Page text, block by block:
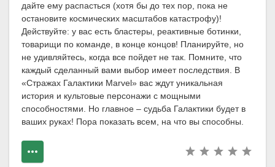
дайте ему распасться (хотя бы до тех пор, пока не
остановите космических масштабов катастрофу)!
Действуйте: у вас есть бластеры, реактивные ботинки,
товарищи по команде, в конце концов! Планируйте, но
не удивляйтесь, когда все пойдет не так. Помните, что
каждый сделанный вами выбор имеет последствия. В
«Стражах Галактики Marvel» вас ждут уникальная
история и культовые персонажи с мощными
способностями. Но главное – судьба Галактики будет в
ваших руках! Пора показать всем, на что вы способны.